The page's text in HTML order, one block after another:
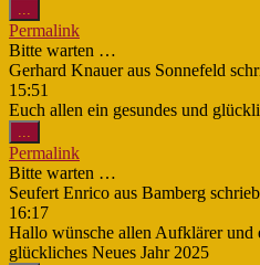
...
Metabox
ein-/ausblenden.
Permalink
Bitte warten …
Gerhard Knaueraus Sonnefeld
15:51
Euch allen ein gesundes und
...
Metabox
ein-/ausblenden.
Permalink
Bitte warten …
Seufert Enrico aus Bamberg
16:17
Hallo wünsche allen Aufklärer und
glückliches Neues Jahr 2025